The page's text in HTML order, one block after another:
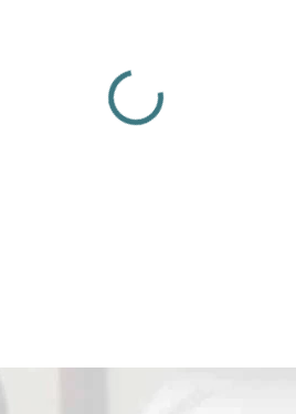
DETAILNÉ INFORMÁCIE